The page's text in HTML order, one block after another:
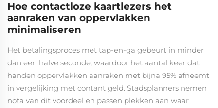
Hoe contactloze kaartlezers het
aanraken van oppervlakken
minimaliseren
Het betalingsproces met tap-en-ga gebeurt in minder
dan een halve seconde, waardoor het aantal keer dat
handen oppervlakken aanraken met bijna 95% afneemt
in vergelijking met contant geld. Stadsplanners nemen
nota van dit voordeel en passen plekken aan waar